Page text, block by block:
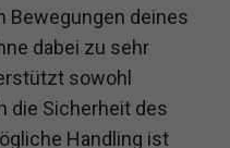
Bewegungen deines
dabei zu sehr
sowohl
die Sicherheit des
Handling ist